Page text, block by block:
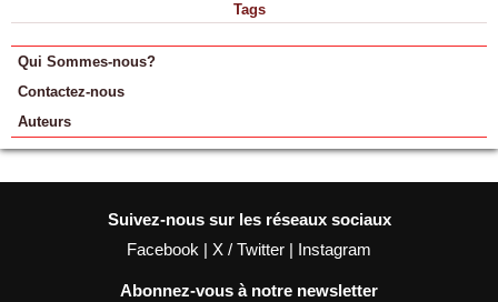
Tags
Qui Sommes-nous?
Contactez-nous
Auteurs
Suivez-nous sur les réseaux sociaux
Facebook | X / Twitter | Instagram
Abonnez-vous à notre newsletter